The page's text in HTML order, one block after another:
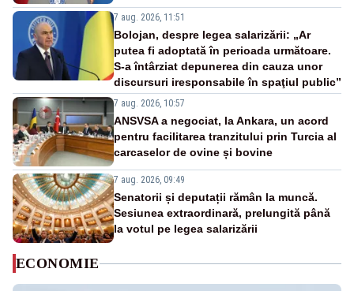
7 aug. 2026, 11:51
Bolojan, despre legea salarizării: „Ar
putea fi adoptată în perioada următoare.
S-a întârziat depunerea din cauza unor
discursuri iresponsabile în spaţiul public”
7 aug. 2026, 10:57
ANSVSA a negociat, la Ankara, un acord
pentru facilitarea tranzitului prin Turcia al
carcaselor de ovine și bovine
7 aug. 2026, 09:49
Senatorii și deputații rămân la muncă.
Sesiunea extraordinară, prelungită până
la votul pe legea salarizării
ECONOMIE